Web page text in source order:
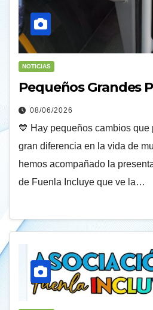
NOTICIAS
Pequeños Grandes
08/06/2026
💙 Hay pequeños cambios que
gran diferencia en la vida de
hemos acompañado la
de Fuenla Incluye que ve la…